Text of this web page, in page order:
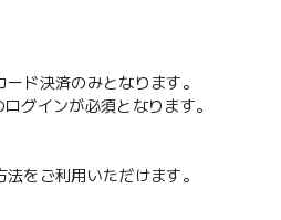
ド決済のみとなります。
グインが必須となります。
をご利用いただけます。